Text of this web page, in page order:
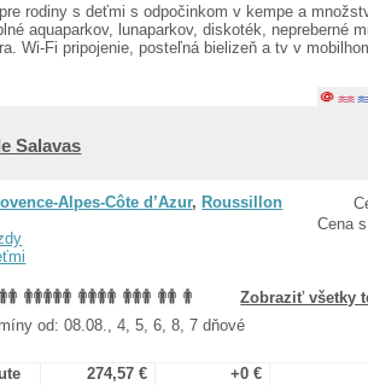
rodiny s deťmi s odpočinkom v kempe a
aquaparkov, lunaparkov, diskoték, nepreberné
Wi-Fi pripojenie, posteľná bielizeň a tv v
Salavas
Cena
Alpes-Côte d’Azur, Roussillon
Zobraziť všetky
od: 08.08., 4, 5, 6, 8, 7 dňové
274,57 €
+0 €